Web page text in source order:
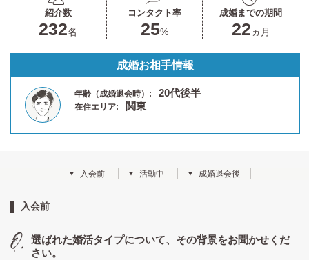
紹介数
232名
コンタクト率
25%
成婚までの期間
22 ヵ月
成婚お相手情報
年齢（成婚退会時）: 20代後半
在住エリア: 関東
入会前 活動中 成婚退会後
入会前
選ばれた婚活タイプについて、その背景をお聞かせくだ
さい。